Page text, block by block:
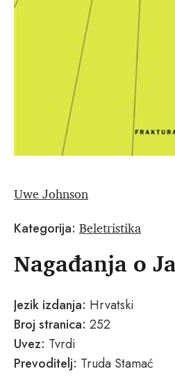
Uwe Johnson
Kategorija: Beletristika
Nagađanja o
Jezik izdanja: Hrvatski
Broj stranica: 252
Uvez: Tvrdi
Prevoditelj: Truda Stamać